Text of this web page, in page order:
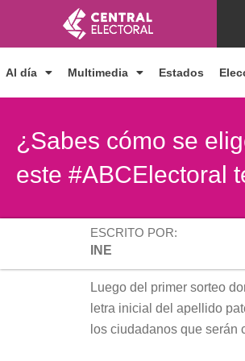
contenido
Al día Multimedia Estados
¿Sabes cómo se
este #ABCElectoral
ESCRITO POR:
INE
Luego del primer sorteo
letra inicial del apellido
los ciudadanos que serán